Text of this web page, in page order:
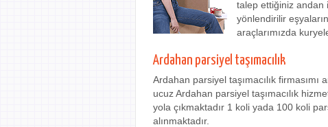
talep ettiğiniz andan
yönlendirilir
araçlarımızda
Ardahan parsiyel taşımacılık
Ardahan parsiyel taşımacılık firmasımı
ucuz Ardahan parsiyel taşımacılık
yola çıkmaktadır 1 koli yada 100 koli
alınmaktadır.